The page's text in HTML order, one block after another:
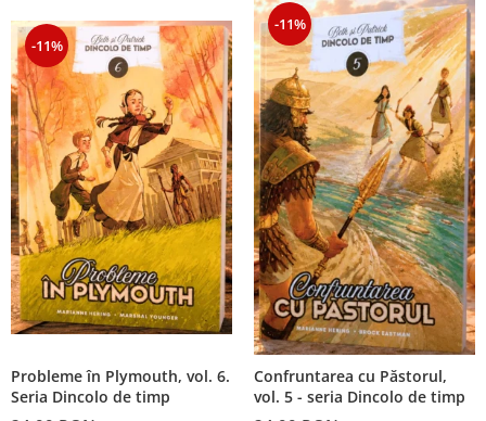
-11%
Probleme în Plymouth, vol. 6.
Seria Dincolo de timp
-11%
Confruntarea cu Păstorul,
vol. 5 - seria Dincolo de timp